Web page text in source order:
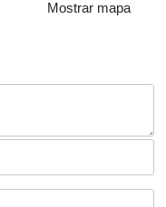
Mostrar mapa